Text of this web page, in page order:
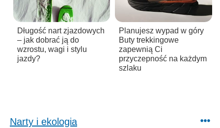
Długość nart zjazdowych
– jak dobrać ją do
wzrostu, wagi i stylu
jazdy?
Planujesz wypad w góry
Buty trekkingowe
zapewnią Ci
przyczepność na każdym
szlaku
Narty i ekologia